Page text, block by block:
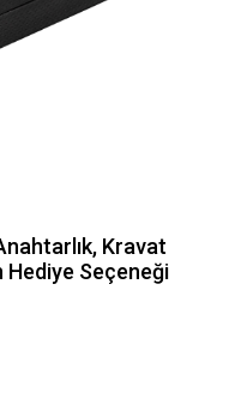
Kravat
Hediye Seçeneği